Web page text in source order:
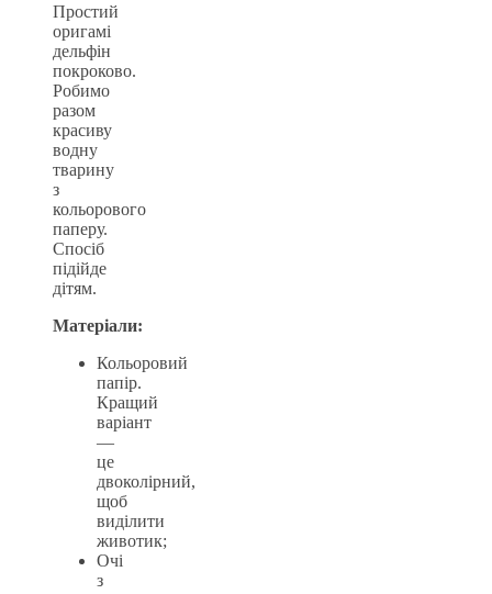
Простий
оригамі
дельфін
покроково.
Робимо
разом
красиву
водну
тварину
з
кольорового
паперу.
Спосіб
підійде
дітям.
Матеріали:
Кольоровий
папір.
Кращий
варіант
—
це
двоколірний,
щоб
виділити
животик;
Очі
з